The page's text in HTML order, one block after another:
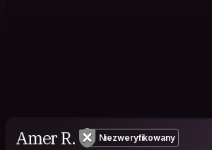
Amer R. Niezweryfikowany